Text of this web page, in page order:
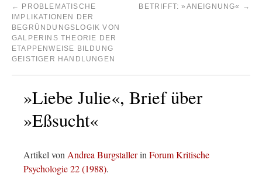
←
PROBLEMATISCHE
IMPLIKATIONEN DER
BEGRÜNDUNGSLOGIK VON
GALPERINS THEORIE DER
ETAPPENWEISE BILDUNG
GEISTIGER HANDLUNGEN
BETRIFFT: »ANEIGNUNG« →
»Liebe Julie«, Brief über
»Eßsucht«
Artikel von Andrea Burgstallerin Forum Kritische
Psychologie 22 (1988).